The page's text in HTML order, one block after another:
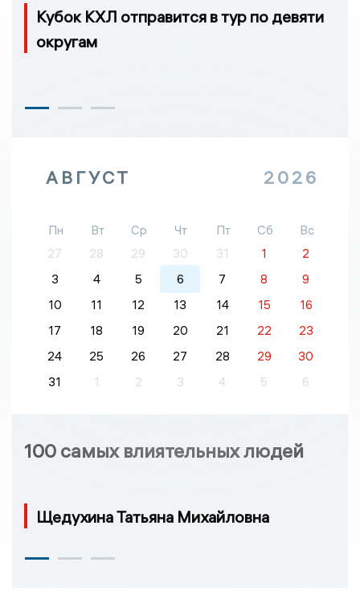
Кубок КХЛ отправится в тур по девяти
округам
АВГУСТ 2026
Пн Вт Ср Чт Пт Сб
Вс
27
28 29 30 31 1
2
3
4 5 6 7 8
9
10
11 12 13 14 15
16
17
18 19 20 21 22
23
24
25 26 27 28 29
30
31
1 2 3 4 5 6
100 самых влиятельных людей
Щедухина Татьяна Михайловна